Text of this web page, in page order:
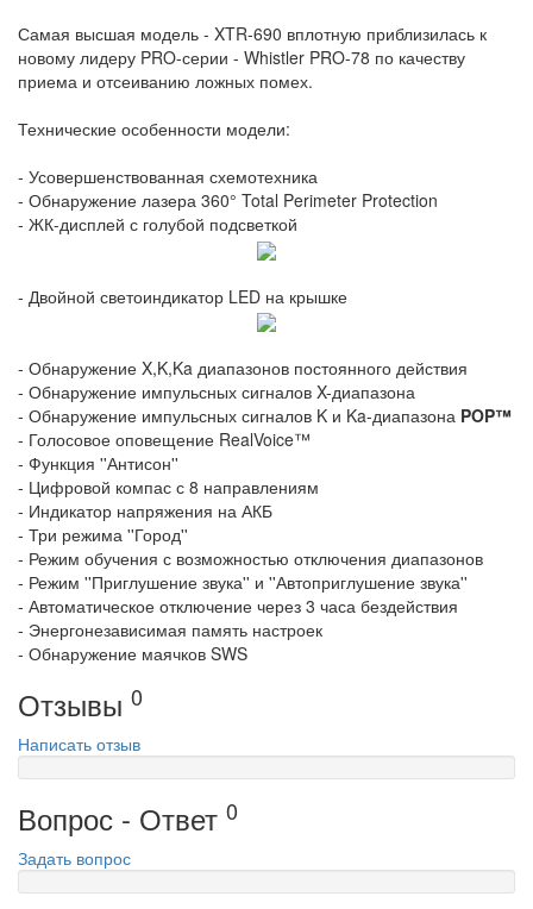
Самая высшая модель - XTR-690 вплотную приблизилась к
новому лидеру PRO-серии - Whistler PRO-78 по качеству
приема и отсеиванию ложных помех.
Технические особенности модели:
- Усовершенствованная схемотехника
- Обнаружение лазера 360° Total Perimeter Protection
- ЖК-дисплей с голубой подсветкой
- Двойной светоиндикатор LED на крышке
- Обнаружение X,K,Ka диапазонов постоянного действия
- Обнаружение импульсных сигналов X-диапазона
- Обнаружение импульсных сигналов K и Ka-диапазона POP™
- Голосовое оповещение RealVoice™
- Функция ''Антисон''
- Цифровой компас с 8 направлениям
- Индикатор напряжения на АКБ
- Три режима ''Город''
- Режим обучения с возможностью отключения диапазонов
- Режим ''Приглушение звука'' и ''Автоприглушение звука''
- Автоматическое отключение через 3 часа бездействия
- Энергонезависимая память настроек
- Обнаружение маячков SWS
Отзывы 0
Написать отзыв
Вопрос - Ответ 0
Задать вопрос